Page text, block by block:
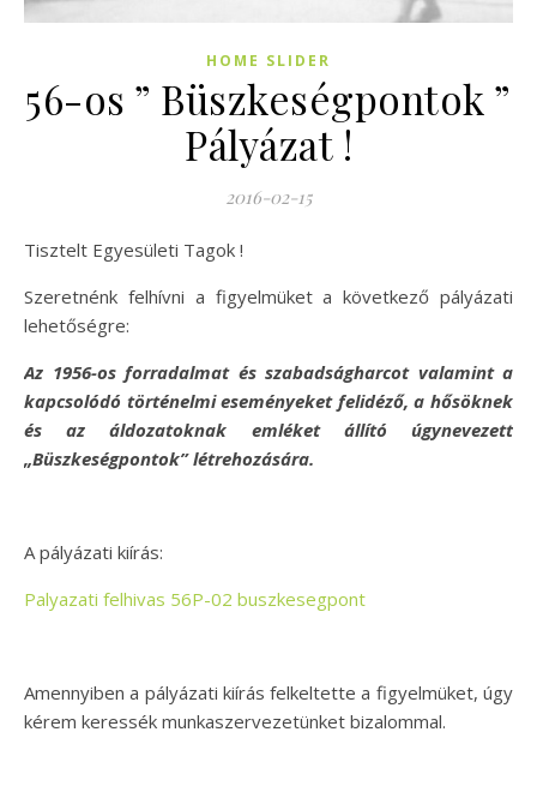
HOME SLIDER
56-os ” Büszkeségpontok ”
Pályázat !
2016-02-15
Tisztelt Egyesületi Tagok !
Szeretnénk felhívni a figyelmüket a következő pályázati
lehetőségre:
Az 1956-os forradalmat és szabadságharcot valamint a
kapcsolódó történelmi eseményeket felidéző, a hősöknek
és az áldozatoknak emléket állító úgynevezett
„Büszkeségpontok” létrehozására.
A pályázati kiírás:
Palyazati felhivas 56P-02 buszkesegpont
Amennyiben a pályázati kiírás felkeltette a figyelmüket, úgy
kérem keressék munkaszervezetünket bizalommal.